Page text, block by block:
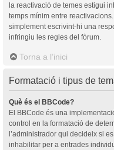
la reactivació de temes estigui
temps mínim entre
simplement escrivint-hi una
infringiu les regles del fòrum.
Torna a l’inici
Formatació i tipus de
Què és el BBCode?
El BBCode és una
control en la formatació de
l’administrador qui decideix si
inhabilitar per a entrades